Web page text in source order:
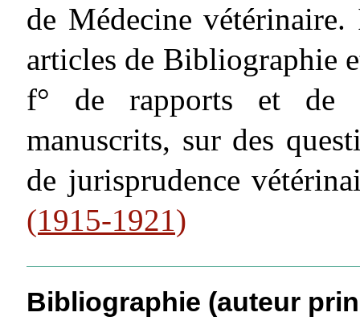
de Médecine
articles de Bibliographie
f° de rapports et de
manuscrits, sur des
de jurisprudence
(1915-1921)
Bibliographie (auteur